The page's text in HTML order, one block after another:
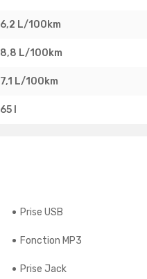
6,2 L/100km
8,8 L/100km
7,1 L/100km
65 l
Prise USB
Fonction MP3
Prise Jack